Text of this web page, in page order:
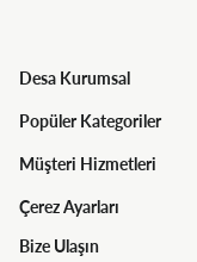
Desa Kurumsal
Popüler Kategoriler
Müşteri Hizmetleri
Çerez Ayarları
Bize Ulaşın